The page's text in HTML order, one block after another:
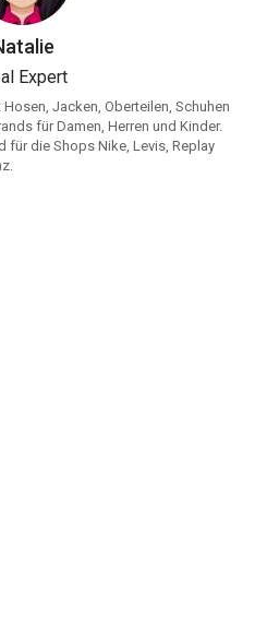
Expert
Jacken, Oberteilen, Schuhen
für Damen, Herren und Kinder.
die Shops Nike, Levis, Replay